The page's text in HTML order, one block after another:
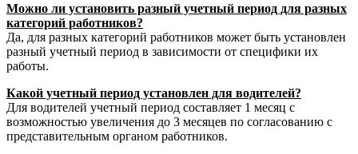
Можно ли установить разный учетный период для разных
категорий работников?
Да, для разных категорий работников может быть установлен
разный учетный период в зависимости от специфики их
работы.
Какой учетный период установлен для водителей?
Для водителей учетный период составляет 1 месяц с
возможностью увеличения до 3 месяцев по согласованию с
представительным органом работников.